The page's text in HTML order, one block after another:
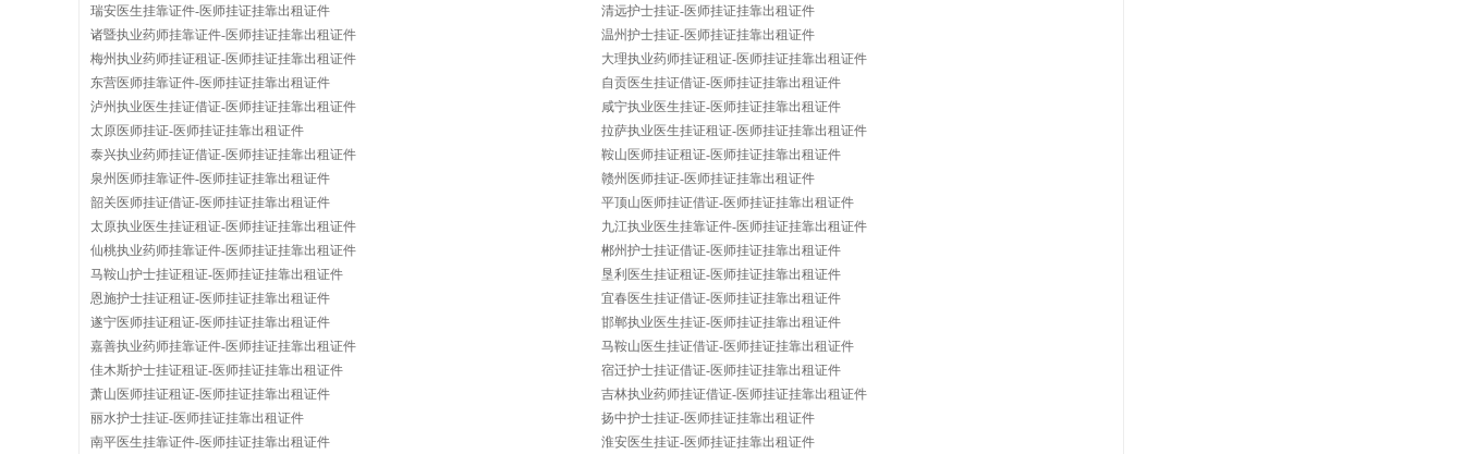
瑞安医生挂靠证件-医师挂证挂靠出租证件
清远护士挂证-医师挂证挂靠出租证件
诸暨执业药师挂靠证件-医师挂证挂靠出租证件
温州护士挂证-医师挂证挂靠出租证件
梅州执业药师挂证租证-医师挂证挂靠出租证件
大理执业药师挂证租证-医师挂证挂靠出租证件
东营医师挂靠证件-医师挂证挂靠出租证件
自贡医生挂证借证-医师挂证挂靠出租证件
泸州执业医生挂证借证-医师挂证挂靠出租证件
咸宁执业医生挂证-医师挂证挂靠出租证件
太原医师挂证-医师挂证挂靠出租证件
拉萨执业医生挂证租证-医师挂证挂靠出租证件
泰兴执业药师挂证借证-医师挂证挂靠出租证件
鞍山医师挂证租证-医师挂证挂靠出租证件
泉州医师挂靠证件-医师挂证挂靠出租证件
赣州医师挂证-医师挂证挂靠出租证件
韶关医师挂证借证-医师挂证挂靠出租证件
平顶山医师挂证借证-医师挂证挂靠出租证件
太原执业医生挂证租证-医师挂证挂靠出租证件
九江执业医生挂靠证件-医师挂证挂靠出租证件
仙桃执业药师挂靠证件-医师挂证挂靠出租证件
郴州护士挂证借证-医师挂证挂靠出租证件
马鞍山护士挂证租证-医师挂证挂靠出租证件
垦利医生挂证租证-医师挂证挂靠出租证件
恩施护士挂证租证-医师挂证挂靠出租证件
宜春医生挂证借证-医师挂证挂靠出租证件
遂宁医师挂证租证-医师挂证挂靠出租证件
邯郸执业医生挂证-医师挂证挂靠出租证件
嘉善执业药师挂靠证件-医师挂证挂靠出租证件
马鞍山医生挂证借证-医师挂证挂靠出租证件
佳木斯护士挂证租证-医师挂证挂靠出租证件
宿迁护士挂证借证-医师挂证挂靠出租证件
萧山医师挂证租证-医师挂证挂靠出租证件
吉林执业药师挂证借证-医师挂证挂靠出租证件
丽水护士挂证-医师挂证挂靠出租证件
扬中护士挂证-医师挂证挂靠出租证件
南平医生挂靠证件-医师挂证挂靠出租证件
淮安医生挂证-医师挂证挂靠出租证件